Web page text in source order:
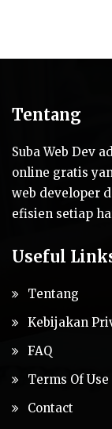
Tentang
Suba Web Dev
online gratis
web developer
efisien setiap
Useful
Tentang
Kebijakan
FAQ
Terms Of Use
Contact